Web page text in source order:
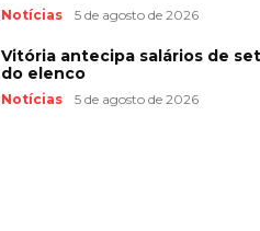
Notícias 5 de agosto de 2026
Vitória antecipa salários de
do elenco
Notícias 5 de agosto de 2026